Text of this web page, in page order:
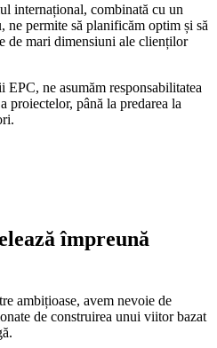
internațional, combinată cu un
permite să planificăm optim și să
de mari dimensiuni ale clienților
ne asumăm responsabilitatea
proiectelor, până la predarea la
împreună
ambițioase, avem nevoie de
de construirea unui viitor bazat